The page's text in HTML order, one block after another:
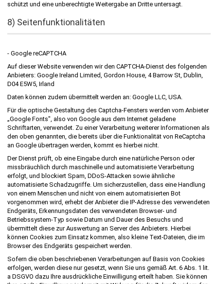
schützt und eine unberechtigte Weitergabe an Dritte untersagt.
8) Seitenfunktionalitäten
- Google reCAPTCHA
Auf dieser Website verwenden wir den CAPTCHA-Dienst des folgenden
Anbieters: Google Ireland Limited, Gordon House, 4 Barrow St, Dublin,
D04 E5W5, Irland
Daten können zudem übermittelt werden an: Google LLC, USA.
Für die optische Gestaltung des Captcha-Fensters werden vom Anbieter
„Google Fonts", also von Google aus dem Internet geladene
Schriftarten, verwendet. Zu einer Verarbeitung weiterer Informationen als
den oben genannten, die bereits über die Funktionalität von ReCaptcha
an Google übertragen werden, kommt es hierbei nicht.
Der Dienst prüft, ob eine Eingabe durch eine natürliche Person oder
missbräuchlich durch maschinelle und automatisierte Verarbeitung
erfolgt, und blockiert Spam, DDoS-Attacken sowie ähnliche
automatisierte Schadzugriffe. Um sicherzustellen, dass eine Handlung
von einem Menschen und nicht von einem automatisierten Bot
vorgenommen wird, erhebt der Anbieter die IP-Adresse des verwendeten
Endgeräts, Erkennungsdaten des verwendeten Browser- und
Betriebssystem-Typ sowie Datum und Dauer des Besuchs und
übermittelt diese zur Auswertung an Server des Anbieters. Hierbei
können Cookies zum Einsatz kommen, also kleine Text-Dateien, die im
Browser des Endgeräts gespeichert werden.
Sofern die oben beschriebenen Verarbeitungen auf Basis von Cookies
erfolgen, werden diese nur gesetzt, wenn Sie uns gemäß Art. 6 Abs. 1 lit.
a DSGVO dazu Ihre ausdrückliche Einwilligung erteilt haben. Sie können